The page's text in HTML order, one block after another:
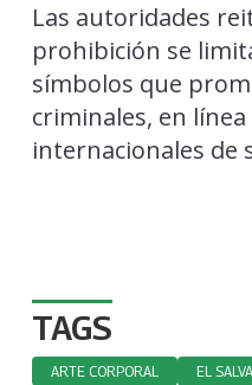
Las autoridades
prohibición se
símbolos que
criminales, en
internacionales de
TAGS
ARTE CORPORAL EL